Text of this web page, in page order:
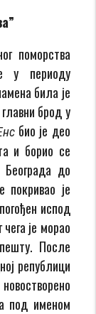
поморства
у периоду
била је
брод у
био је део
и борио се
Београда до
покривао је
испод
је морао
После
републици
под именом